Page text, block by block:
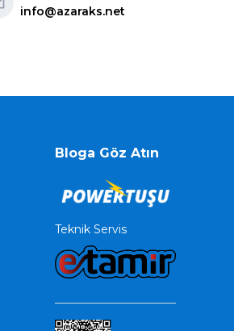
info@azaraks.net
Bloga Göz Atın
Teknik Servis